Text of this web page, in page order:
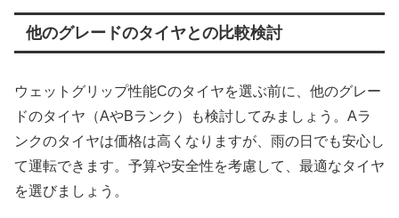
他のグレードのタイヤとの比較検討
ウェットグリップ性能Cのタイヤを選ぶ前に、他のグレー
ドのタイヤ（AやBランク）も検討してみましょう。Aラ
ンクのタイヤは価格は高くなりますが、雨の日でも安心し
て運転できます。予算や安全性を考慮して、最適なタイヤ
を選びましょう。